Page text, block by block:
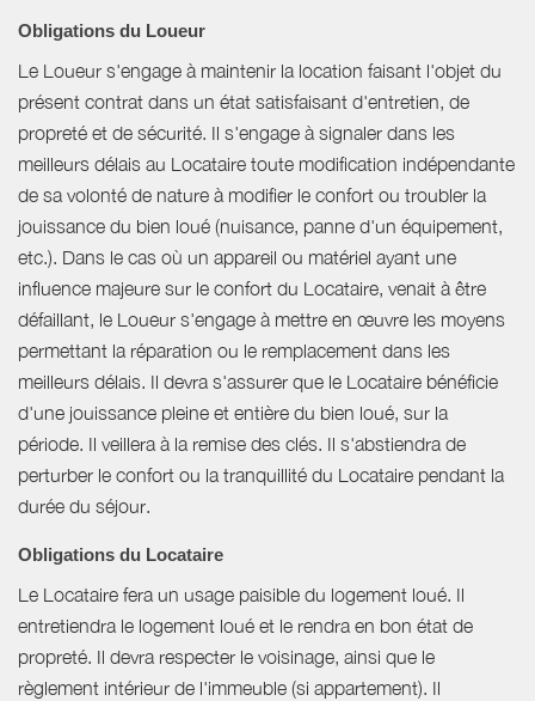
Obligations du Loueur
Le Loueur s'engage à maintenir la location faisant l'objet du
présent contrat dans un état satisfaisant d'entretien, de
propreté et de sécurité. Il s'engage à signaler dans les
meilleurs délais au Locataire toute modification indépendante
de sa volonté de nature à modifier le confort ou troubler la
jouissance du bien loué (nuisance, panne d'un équipement,
etc.). Dans le cas où un appareil ou matériel ayant une
influence majeure sur le confort du Locataire, venait à être
défaillant, le Loueur s'engage à mettre en œuvre les moyens
permettant la réparation ou le remplacement dans les
meilleurs délais. Il devra s'assurer que le Locataire bénéficie
d'une jouissance pleine et entière du bien loué, sur la
période. Il veillera à la remise des clés. Il s'abstiendra de
perturber le confort ou la tranquillité du Locataire pendant la
durée du séjour.
Obligations du Locataire
Le Locataire fera un usage paisible du logement loué. Il
entretiendra le logement loué et le rendra en bon état de
propreté. Il devra respecter le voisinage, ainsi que le
règlement intérieur de l'immeuble (si appartement). Il